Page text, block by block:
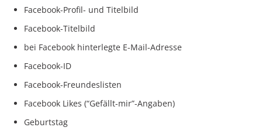
Facebook-Profil- und Titelbild
Facebook-Titelbild
bei Facebook hinterlegte E-Mail-Adresse
Facebook-ID
Facebook-Freundeslisten
Facebook Likes (“Gefällt-mir”-Angaben)
Geburtstag